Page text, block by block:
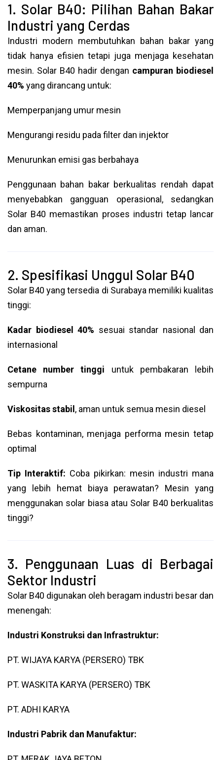
1. Solar B40: Pilihan Bahan Bakar
Industri yang Cerdas
Industri modern membutuhkan bahan bakar yang
tidak hanya efisien tetapi juga menjaga kesehatan
mesin. Solar B40 hadir dengan campuran biodiesel
40% yang dirancang untuk:
Memperpanjang umur mesin
Mengurangi residu pada filter dan injektor
Menurunkan emisi gas berbahaya
Penggunaan bahan bakar berkualitas rendah dapat
menyebabkan gangguan operasional, sedangkan
Solar B40 memastikan proses industri tetap lancar
dan aman.
2. Spesifikasi Unggul Solar B40
Solar B40 yang tersedia di Surabaya memiliki kualitas
tinggi:
Kadar biodiesel 40% sesuai standar nasional dan
internasional
Cetane number tinggi untuk pembakaran lebih
sempurna
Viskositas stabil , aman untuk semua mesin diesel
Bebas kontaminan, menjaga performa mesin tetap
optimal
Tip Interaktif: Coba pikirkan: mesin industri mana
yang lebih hemat biaya perawatan? Mesin yang
menggunakan solar biasa atau Solar B40 berkualitas
tinggi?
3. Penggunaan Luas di Berbagai
Sektor Industri
Solar B40 digunakan oleh beragam industri besar dan
menengah:
Industri Konstruksi dan Infrastruktur:
PT. WIJAYA KARYA (PERSERO) TBK
PT. WASKITA KARYA (PERSERO) TBK
PT. ADHI KARYA
Industri Pabrik dan Manufaktur: